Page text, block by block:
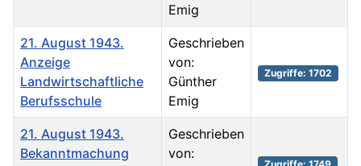
Emig
21. August 1943.
Anzeige
Landwirtschaftliche
Berufsschule
Geschrieben
von:
Günther
Emig
Zugriffe: 1702
21. August 1943.
Bekanntmachung
Geschrieben
von: